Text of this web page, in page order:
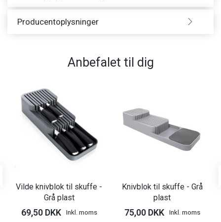
Producentoplysninger
Anbefalet til dig
Vilde knivblok til skuffe -
Grå plast
69,50 DKK Inkl. moms
Knivblok til skuffe - Grå
plast
75,00 DKK Inkl. moms